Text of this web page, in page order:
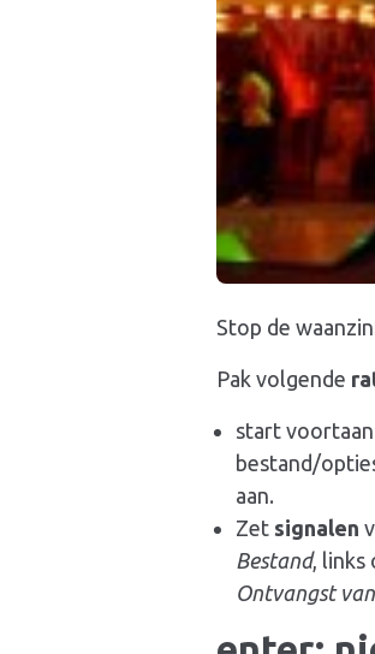
Stop de
Pak volgende
start
bestand/
aan.
Zet signalen
Bestand, links
Ontvangst